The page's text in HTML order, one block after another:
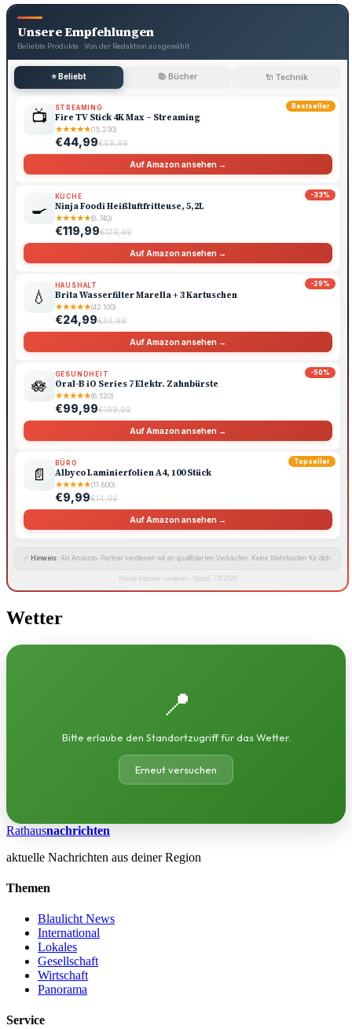
Unsere Empfehlungen
Beliebte Produkte · Von der Redaktion ausgewählt
⭐ Beliebt 📚 Bücher 🔌 Technik
Bestseller
📺 STREAMING
Fire TV Stick 4K Max – Streaming
★★★★★(15.230)
€44,99€69,99
Auf Amazon ansehen →
-33%
🍳
KÜCHE
Ninja Foodi Heißluftfritteuse, 5,2L
★★★★★(8.740)
€119,99€179,99
Auf Amazon ansehen →
-29%
💧
HAUSHALT
Brita Wasserfilter Marella + 3 Kartuschen
★★★★★(42.100)
€24,99€34,99
Auf Amazon ansehen →
-50%
🪷
GESUNDHEIT
Oral-B iO Series 7 Elektr. Zahnbürste
★★★★★(6.520)
€99,99€199,99
Auf Amazon ansehen →
Topseller
📄
BÜRO
Albyco Laminierfolien A4, 100 Stück
★★★★★(11.800)
€9,99€14,99
Auf Amazon ansehen →
🔗 Hinweis: Als Amazon-Partner verdienen wir an qualifizierten Verkäufen. Keine Mehrkosten für dich.
Preise können variieren · Stand: 7.8.2026
Wetter
📍
Bitte erlaube den Standortzugriff für das Wetter.
Erneut versuchen
Rathausnachrichten
aktuelle Nachrichten aus deiner Region
Themen
Blaulicht News
International
Lokales
Gesellschaft
Wirtschaft
Panorama
Service